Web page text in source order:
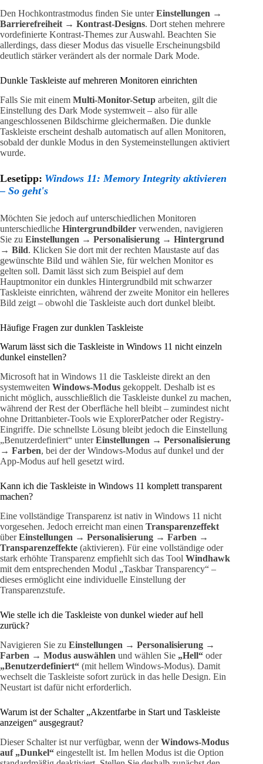
Den Hochkontrastmodus finden Sie unterEinstellungen →
Barrierefreiheit → Kontrast-Designs. Dort stehen mehrere
vordefinierte Kontrast-Themes zur Auswahl. Beachten Sie
allerdings, dass dieser Modus das visuelle Erscheinungsbild
deutlich stärker verändert als der normale Dark Mode.
Dunkle Taskleiste auf mehreren Monitoren einrichten
Falls Sie mit einem Multi-Monitor-Setup arbeiten, gilt die
Einstellung des Dark Mode systemweit – also für alle
angeschlossenen Bildschirme gleichermaßen. Die dunkle
Taskleiste erscheint deshalb automatisch auf allen Monitoren,
sobald der dunkle Modus in den Systemeinstellungen aktiviert
wurde.
Lesetipp: Windows 11: Memory Integrity aktivieren
– So geht's
Möchten Sie jedoch auf unterschiedlichen Monitoren
unterschiedliche Hintergrundbilder verwenden, navigieren
Sie zu Einstellungen → Personalisierung → Hintergrund
→ Bild. Klicken Sie dort mit der rechten Maustaste auf das
gewünschte Bild und wählen Sie, für welchen Monitor es
gelten soll. Damit lässt sich zum Beispiel auf dem
Hauptmonitor ein dunkles Hintergrundbild mit schwarzer
Taskleiste einrichten, während der zweite Monitor ein helleres
Bild zeigt – obwohl die Taskleiste auch dort dunkel bleibt.
Häufige Fragen zur dunklen Taskleiste
Warum lässt sich die Taskleiste in Windows 11 nicht einzeln
dunkel einstellen?
Microsoft hat in Windows 11 die Taskleiste direkt an den
systemweiten Windows-Modus gekoppelt. Deshalb ist es
nicht möglich, ausschließlich die Taskleiste dunkel zu machen,
während der Rest der Oberfläche hell bleibt – zumindest nicht
ohne Drittanbieter-Tools wie ExplorerPatcher oder Registry-
Eingriffe. Die schnellste Lösung bleibt jedoch die Einstellung
„Benutzerdefiniert“ unterEinstellungen → Personalisierung
→ Farben, bei der der Windows-Modus auf dunkel und der
App-Modus auf hell gesetzt wird.
Kann ich die Taskleiste in Windows 11 komplett transparent
machen?
Eine vollständige Transparenz ist nativ in Windows 11 nicht
vorgesehen. Jedoch erreicht man einen Transparenzeffekt
überEinstellungen → Personalisierung → Farben →
Transparenzeffekte (aktivieren). Für eine vollständige oder
stark erhöhte Transparenz empfiehlt sich das Tool Windhawk
mit dem entsprechenden Modul „Taskbar Transparency“ –
dieses ermöglicht eine individuelle Einstellung der
Transparenzstufe.
Wie stelle ich die Taskleiste von dunkel wieder auf hell
zurück?
Navigieren Sie zu Einstellungen → Personalisierung →
Farben → Modus auswählen und wählen Sie „Hell“ oder
„Benutzerdefiniert“ (mit hellem Windows-Modus). Damit
wechselt die Taskleiste sofort zurück in das helle Design. Ein
Neustart ist dafür nicht erforderlich.
Warum ist der Schalter „Akzentfarbe in Start und Taskleiste
anzeigen“ ausgegraut?
Dieser Schalter ist nur verfügbar, wenn derWindows-Modus
auf „Dunkel“ eingestellt ist. Im hellen Modus ist die Option